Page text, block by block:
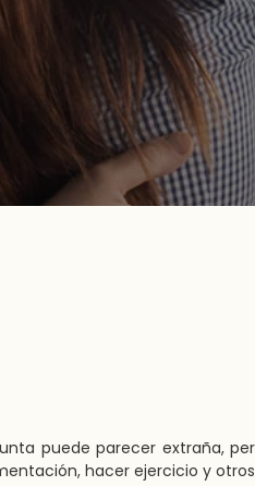
puede parecer extraña,
hacer ejercicio y